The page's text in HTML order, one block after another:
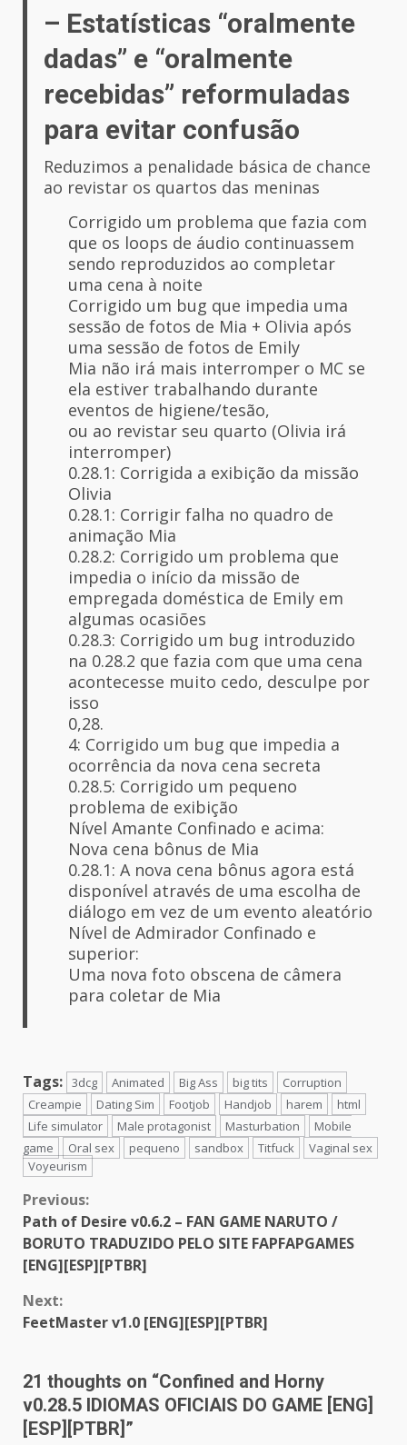
– Estatísticas “oralmente
dadas” e “oralmente
recebidas” reformuladas
para evitar confusão
Reduzimos a penalidade básica de chance
ao revistar os quartos das meninas
Corrigido um problema que fazia com
que os loops de áudio continuassem
sendo reproduzidos ao completar
uma cena à noite
Corrigido um bug que impedia uma
sessão de fotos de Mia + Olivia após
uma sessão de fotos de Emily
Mia não irá mais interromper o MC se
ela estiver trabalhando durante
eventos de higiene/tesão,
ou ao revistar seu quarto (Olivia irá
interromper)
0.28.1: Corrigida a exibição da missão
Olivia
0.28.1: Corrigir falha no quadro de
animação Mia
0.28.2: Corrigido um problema que
impedia o início da missão de
empregada doméstica de Emily em
algumas ocasiões
0.28.3: Corrigido um bug introduzido
na 0.28.2 que fazia com que uma cena
acontecesse muito cedo, desculpe por
isso
0,28.
4: Corrigido um bug que impedia a
ocorrência da nova cena secreta
0.28.5: Corrigido um pequeno
problema de exibição
Nível Amante Confinado e acima:
Nova cena bônus de Mia
0.28.1: A nova cena bônus agora está
disponível através de uma escolha de
diálogo em vez de um evento aleatório
Nível de Admirador Confinado e
superior:
Uma nova foto obscena de câmera
para coletar de Mia
Tags: 3dcg Animated Big Ass big tits
Corruption
Creampie
Dating Sim Footjob Handjob harem
html
Life simulator
Male protagonist Masturbation
Mobile
game
Oral sex pequeno sandbox Titfuck
Vaginal sex
Voyeurism
Continue
Reading
Previous:
Path of Desire v0.6.2 – FAN GAME NARUTO /
BORUTO TRADUZIDO PELO SITE FAPFAPGAMES
[ENG][ESP][PTBR]
Next:
FeetMaster v1.0 [ENG][ESP][PTBR]
21 thoughts on “Confined and Horny
v0.28.5 IDIOMAS OFICIAIS DO GAME [ENG]
[ESP][PTBR] ”